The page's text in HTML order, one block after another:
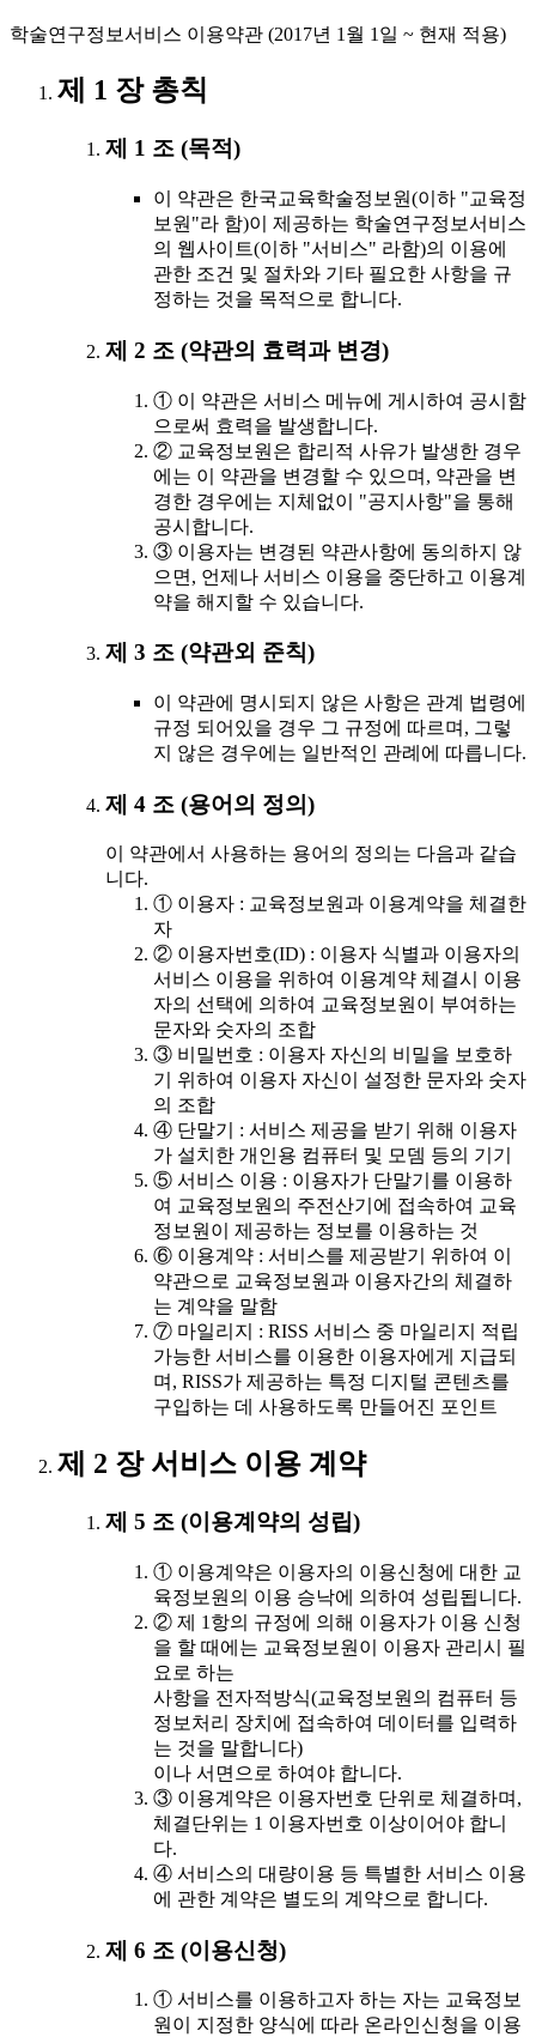
학술연구정보서비스 이용약관 (2017년 1월 1일 ~ 현재 적용)
제 1 장 총칙
제 1 조 (목적)
이 약관은 한국교육학술정보원(이하 "교육정
보원"라 함)이 제공하는 학술연구정보서비스
의 웹사이트(이하 "서비스" 라함)의 이용에
관한 조건 및 절차와 기타 필요한 사항을 규
정하는 것을 목적으로 합니다.
제 2 조 (약관의 효력과 변경)
① 이 약관은 서비스 메뉴에 게시하여 공시함
으로써 효력을 발생합니다.
② 교육정보원은 합리적 사유가 발생한 경우
에는 이 약관을 변경할 수 있으며, 약관을 변
경한 경우에는 지체없이 "공지사항"을 통해
공시합니다.
③ 이용자는 변경된 약관사항에 동의하지 않
으면, 언제나 서비스 이용을 중단하고 이용계
약을 해지할 수 있습니다.
제 3 조 (약관외 준칙)
이 약관에 명시되지 않은 사항은 관계 법령에
규정 되어있을 경우 그 규정에 따르며, 그렇
지 않은 경우에는 일반적인 관례에 따릅니다.
제 4 조 (용어의 정의)
이 약관에서 사용하는 용어의 정의는 다음과 같습
니다.
① 이용자 : 교육정보원과 이용계약을 체결한
자
② 이용자번호(ID) : 이용자 식별과 이용자의
서비스 이용을 위하여 이용계약 체결시 이용
자의 선택에 의하여 교육정보원이 부여하는
문자와 숫자의 조합
③ 비밀번호 : 이용자 자신의 비밀을 보호하
기 위하여 이용자 자신이 설정한 문자와 숫자
의 조합
④ 단말기 : 서비스 제공을 받기 위해 이용자
가 설치한 개인용 컴퓨터 및 모뎀 등의 기기
⑤ 서비스 이용 : 이용자가 단말기를 이용하
여 교육정보원의 주전산기에 접속하여 교육
정보원이 제공하는 정보를 이용하는 것
⑥ 이용계약 : 서비스를 제공받기 위하여 이
약관으로 교육정보원과 이용자간의 체결하
는 계약을 말함
⑦ 마일리지 : RISS 서비스 중 마일리지 적립
가능한 서비스를 이용한 이용자에게 지급되
며, RISS가 제공하는 특정 디지털 콘텐츠를
구입하는 데 사용하도록 만들어진 포인트
제 2 장 서비스 이용 계약
제 5 조 (이용계약의 성립)
① 이용계약은 이용자의 이용신청에 대한 교
육정보원의 이용 승낙에 의하여 성립됩니다.
② 제 1항의 규정에 의해 이용자가 이용 신청
을 할 때에는 교육정보원이 이용자 관리시 필
요로 하는
사항을 전자적방식(교육정보원의 컴퓨터 등
정보처리 장치에 접속하여 데이터를 입력하
는 것을 말합니다)
이나 서면으로 하여야 합니다.
③ 이용계약은 이용자번호 단위로 체결하며,
체결단위는 1 이용자번호 이상이어야 합니
다.
④ 서비스의 대량이용 등 특별한 서비스 이용
에 관한 계약은 별도의 계약으로 합니다.
제 6 조 (이용신청)
① 서비스를 이용하고자 하는 자는 교육정보
원이 지정한 양식에 따라 온라인신청을 이용